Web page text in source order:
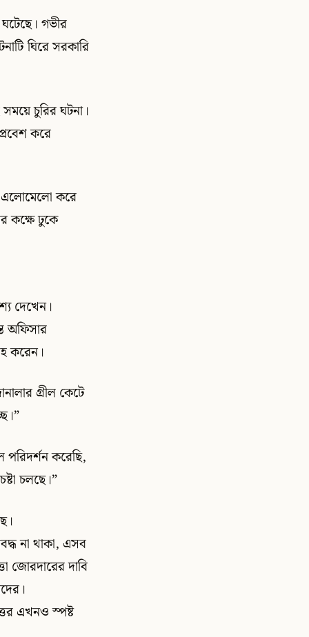
গভীর
ঘিরে সরকারি
চুরির ঘটনা।
করে
এলোমেলো করে
কক্ষে ঢুকে
দেখেন।
অফিসার
করেন।
গ্রীল কেটে
পরিদর্শন করেছি,
চলছে।”
না থাকা, এসব
জোরদারের দাবি
এখনও স্পষ্ট